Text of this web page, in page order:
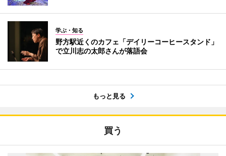
学ぶ・知る
野方駅近くのカフェ「デイリーコーヒースタンド」
で立川志の太郎さんが落語会
もっと見る
買う